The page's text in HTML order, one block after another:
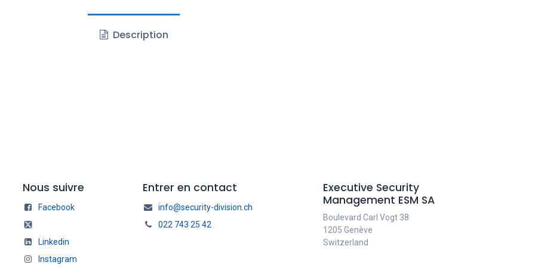
Description
Nous suivre
Facebook
Linkedin
Instagram
Entrer en contact
info@security-division.ch
022 743 25 42
Executive Security
Management ESM SA
Boulevard Carl Vogt 38
1205 Genève
Switzerland